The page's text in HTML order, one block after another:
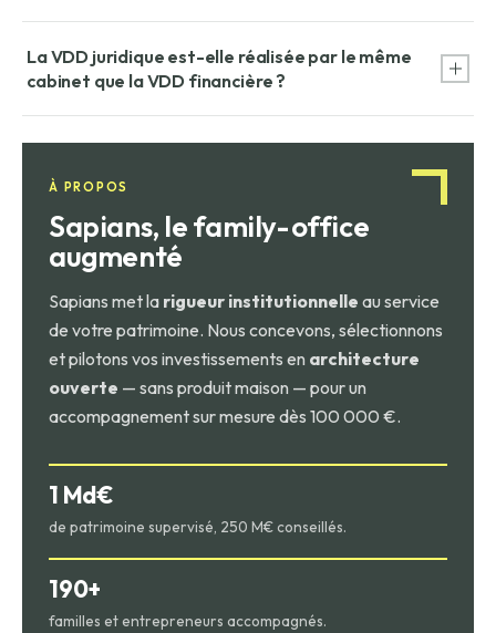
de changement de contrôle (qui peuvent être résiliés par le
cocontractant en cas de cession), et les problèmes de
propriété intellectuelle non sécurisés.
La VDD juridique est-elle réalisée par le même
cabinet que la VDD financière ?
VDD financière. Les deux travaillent en parallèle et
À PROPOS
Sapians, le family-office
augmenté
Sapians met la rigueur institutionnelle au service
de votre patrimoine. Nous concevons, sélectionnons
et pilotons vos investissements en architecture
ouverte — sans produit maison — pour un
accompagnement sur mesure dès 100 000 €.
1 Md€
de patrimoine supervisé, 250 M€ conseillés.
190+
familles et entrepreneurs accompagnés.